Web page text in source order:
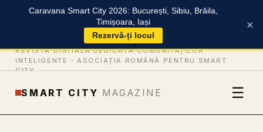
Caravana Smart City 2026: București, Sibiu, Brăila,
Timișoara, Iași
Rezervă-ți locul
×
REVISTĂ DIGITALĂ DEDICATĂ COMUNITĂȚILOR
INTELIGENTE - ASOCIAȚIA ROMÂNĂ PENTRU SMART
CITY
SMART CITY MAGAZINE ☰